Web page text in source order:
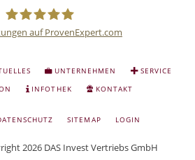
Anlage
und
auf ProvenExpert.com
UNTERNEHMEN
SERVICE
INFOTHEK KONTAKT
SITEMAP LOGIN
2026 DAS Invest Vertriebs GmbH